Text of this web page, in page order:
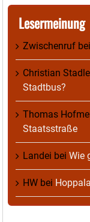
Lesermeinung
Zwischenruf bei
Christian
Stadtbus?
Thomas
Staatsstraße
Landei bei Wie
HW bei